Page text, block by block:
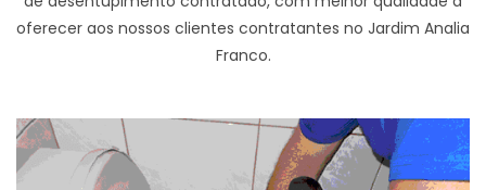
oferecer aos nossos clientes contratantes no Jardim Analia
Franco.